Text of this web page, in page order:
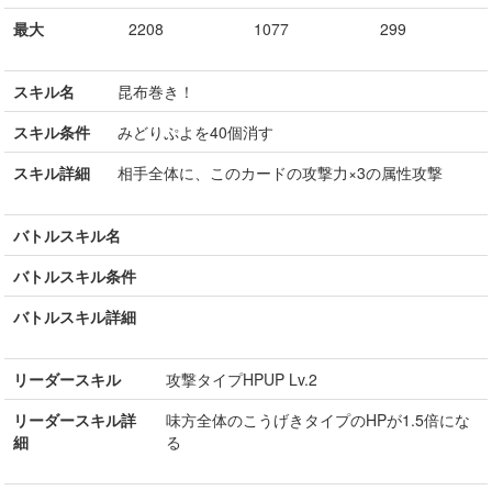
最大
2208 1077 299
スキル名
昆布巻き！
スキル条件
みどりぷよを40個消す
スキル詳細
相手全体に、このカードの攻撃力×3の属性攻撃
バトルスキル名
バトルスキル条件
バトルスキル詳細
リーダースキル
攻撃タイプHPUP Lv.2
リーダースキル詳
細
味方全体のこうげきタイプのHPが1.5倍にな
る